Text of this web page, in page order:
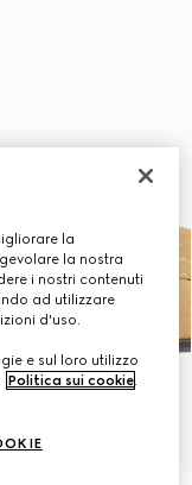
la
la nostra
i nostri contenuti
ad utilizzare
d'uso.
e sul loro utilizzo
Politica sui cookie.